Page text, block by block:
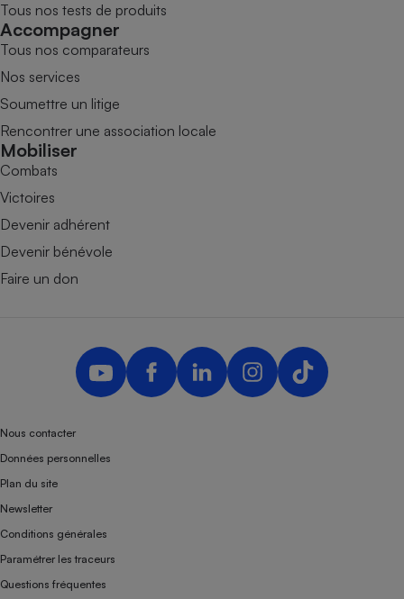
Tous nos tests de produits
Accompagner
Tous nos comparateurs
Nos services
Soumettre un litige
Rencontrer une association locale
Mobiliser
Combats
Victoires
Devenir adhérent
Devenir bénévole
Faire un don
Nous contacter
Données personnelles
Plan du site
Newsletter
Conditions générales
Paramétrer les traceurs
Questions fréquentes